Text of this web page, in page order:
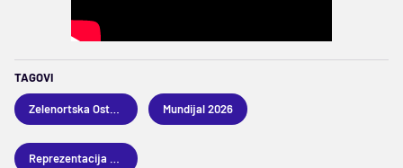
TAGOVI
Mundijal 2026